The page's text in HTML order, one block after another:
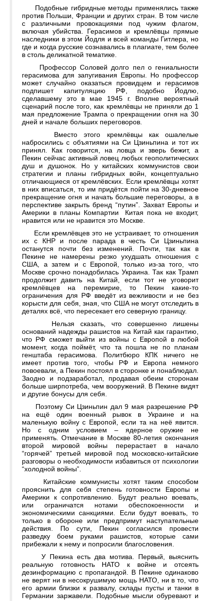
Подобные гибридные методы применялись также
против Польши, Франции и других стран. В том числе
с различными провокациями под чужим флагом,
включая убийства. Герасимов и кремлёвцы прямые
наследники в этом Йодля и всей команды Гитлера, но
где и когда русские сознавались в плагиате, тем более
в столь деликатной тематике.
Профессор Соловей долго пел о гениальности
герасимова для запугивания Европы. Но профессор
может случайно оказаться провидцем и герасимов
подпишет капитуляцию РФ, подобно Йодлю,
сделавшему это в мае 1945 г. Вполне вероятный
сценарий после того, как кремлёвцы не приняли до 1
мая предложение Трампа о прекращении огня на 30
дней и начале больших переговоров.
Вместо этого кремлёвцы как ошалелые
набросились с объятиями на Си Цзиньпина и тот их
принял. Как говорится, на ловца и зверь бежит, а
Пекин сейчас активный ловец любых геополитических
душ и душонок. Но у китайских коммунистов свои
стратегии и планы гибридных войн, концептуально
отличающиеся от кремлёвских. Если кремлёвцы хотят
в них вписаться, то им придётся пойти на 30-дневное
прекращение огня и начать большие переговоры, а в
перспективе закрыть бренд “путин”. Захват Европы и
Америки в планы Компартии Китая пока не входит,
нравится или не нравится это Москве.
Если кремлёвцев это не устраивает, то отношения
их с КНР и после парада в честь Си Цзиньпина
останутся почти без изменений. Почти, так как в
Пекине не намерены резко ухудшать отношения с
США, а затем и с Европой, только из-за того, что
Москве срочно понадобилась Украина. Так как Трамп
продолжит давить на Китай, если тот не уговорит
кремлёвцев на перемирие, то Пекин какие-то
ограничения для РФ введёт из вежливости и не без
корысти для себя, зная, что США не могут отследить в
деталях всё, что пересекает его северную границу.
Нельзя сказать, что совершенно лишены
оснований надежды рашистов на Китай как гарантию,
что РФ сможет выйти из войны с Европой в любой
момент, когда поймёт, что та пошла не по планам
генштаба герасимова. Политбюро КПК ничего не
имеет против того, чтобы РФ и Европа немного
повоевали, а Пекин постоял в сторонке и понаблюдал.
Заодно и подзаработал, продавая обеим сторонам
больше ширпотреба, чем вооружений. В Пекине видят
и другие бонусы для себя.
Поэтому Си Цзиньпин дал 9 мая разрешение РФ
на ещё один военный рывок в Украине и на
маленькую войну с Европой, если та на неё явится.
Но с одним условием – ядерное оружие не
применять. Отмечание в Москве 80-летия окончания
второй мировой войны перерастает в начало
“горячей” третьей мировой под московско-китайские
разговоры о необходимости избавиться от психологии
“холодной войны”.
Китайские коммунисты хотят таким способом
прояснить для себя степень готовности Европы и
Америки к сопротивлению. Будут реально воевать,
или ограничатся нотами обеспокоенности и
экономическими санкциями. Если будут воевать, то
только в обороне или предпримут наступательные
действия. По сути, Пекин согласился провести
разведку боем руками рашистов, которые сами
прибежали к нему и попросили благословения.
У Пекина есть два мотива. Первый, выяснить
реальную готовность НАТО к войне и отсеять
дезинформацию с пропагандой. В Пекине одинаково
не верят ни в несокрушимую мощь НАТО, ни в то, что
его армии близки к развалу, склады пусты и танки в
Германии заржавели. Подобные мысли обуревают и